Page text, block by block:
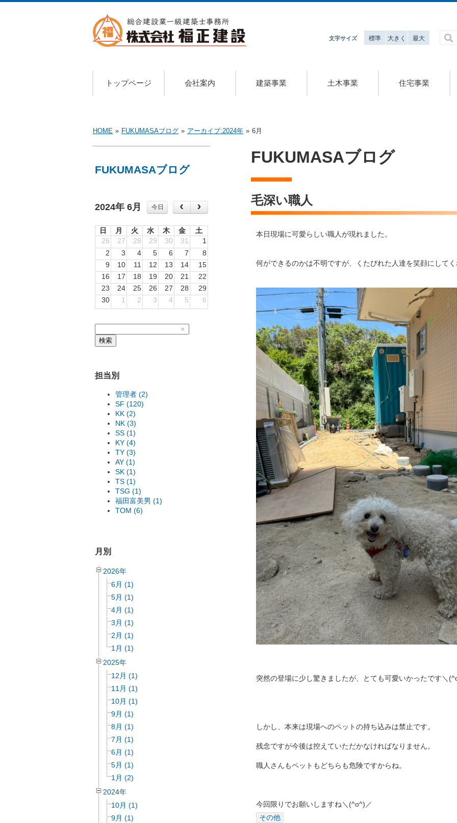
文字サイズ 最大
大きく
標準
トップページ 会社案内 建築事業 土木事業 住宅事業
HOME » FUKUMASAブログ » アーカイブ:2024年 » 6月
FUKUMASAブログ
2024年 6月 今日
日 月 火 水 木 金
土
26
27 28 29 30 31
1
2
3 4 5 6 7
8
9
10 11 12 13 14
15
16
17 18 19 20 21
22
23
24 25 26 27 28
29
30
1 2 3 4 5 6
×
検索
担当別
管理者 (2)
SF (120)
KK (2)
NK (3)
SS (1)
KY (4)
TY (3)
AY (1)
SK (1)
TS (1)
TSG (1)
福田富美男 (1)
TOM (6)
月別
2026年
6月 (1)
5月 (1)
4月 (1)
3月 (1)
2月 (1)
1月 (1)
2025年
12月 (1)
11月 (1)
10月 (1)
9月 (1)
8月 (1)
7月 (1)
6月 (1)
5月 (1)
1月 (2)
2024年
10月 (1)
9月 (1)
FUKUMASAブログ
毛深い職人
本日現場に可愛らしい職人が現れました。
何ができるのかは不明ですが、くたびれた人達を笑顔にして
突然の登場に少し驚きましたが、とても可愛いかったです＼
しかし、本来は現場へのペットの持ち込みは禁止です。
残念ですが今後は控えていただかなければなりません。
職人さんもペットもどちらも危険ですからね。
今回限りでお願いしますね＼(^o^)／
その他